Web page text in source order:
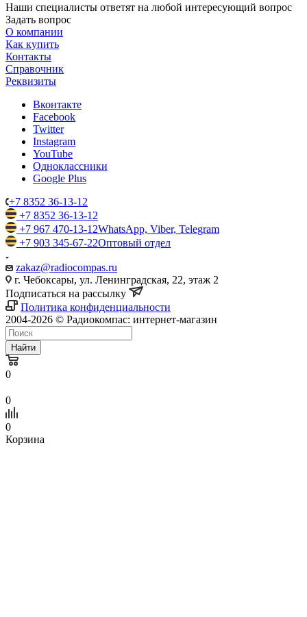
Наши специалисты ответят на любой интересующий вопрос
Задать вопрос
О компании
Как купить
Контакты
Справочник
Реквизиты
Вконтакте
Facebook
Twitter
Instagram
YouTube
Одноклассники
Google Plus
+7 8352 36-13-12
+7 8352 36-13-12
+7 967 470-13-12WhatsApp, Viber, Telegram
+7 903 345-67-22Оптовый отдел
zakaz@radiocompas.ru
г. Чебоксары, ул. Ленинградская, 22, этаж 2
Подписаться на рассылку
Политика конфиденциальности
2004-2026 © Радиокомпас: интернет-магазин
Найти
0
0
0
Корзина